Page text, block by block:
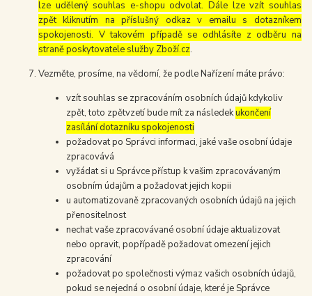
lze udělený souhlas e-shopu odvolat. Dále lze vzít souhlas
zpět kliknutím na příslušný odkaz v emailu s dotazníkem
spokojenosti. V takovém případě se odhlásíte z odběru na
straně poskytovatele služby Zboží.cz.
Vezměte, prosíme, na vědomí, že podle Nařízení máte právo:
vzít souhlas se zpracováním osobních údajů kdykoliv
zpět, toto zpětvzetí bude mít za následekukončení
zasílání dotazníku spokojenosti
požadovat po Správci informaci, jaké vaše osobní údaje
zpracovává
vyžádat si u Správce přístup k vašim zpracovávaným
osobním údajům a požadovat jejich kopii
u automatizovaně zpracovaných osobních údajů na jejich
přenositelnost
nechat vaše zpracovávané osobní údaje aktualizovat
nebo opravit, popřípadě požadovat omezení jejich
zpracování
požadovat po společnosti výmaz vašich osobních údajů,
pokud se nejedná o osobní údaje, které je Správce